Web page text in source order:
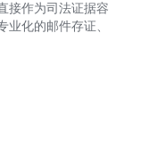
接作为司法证据容
化的邮件存证、